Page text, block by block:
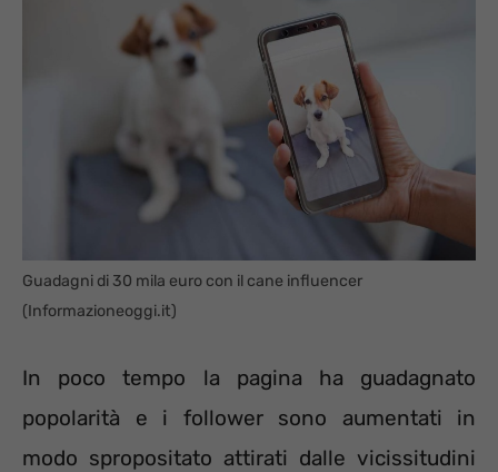
Guadagni di 30 mila euro con il cane influencer
(Informazioneoggi.it)
In poco tempo la pagina ha guadagnato
popolarità e i follower sono aumentati in
modo spropositato attirati dalle vicissitudini